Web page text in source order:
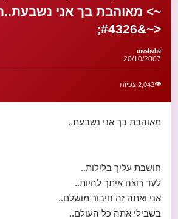
~> מאוהבת בך אני
<~&#4326;
meshehe
20/10/2007
👁️2,042 צפיות
מאוהבת בך אני נשבעת..
חושבת עליך בלילות..
לעד רוצה איתך להיות..
אני ואתה זה חיבור מושלם..
בשבילי אתה כל העולם..